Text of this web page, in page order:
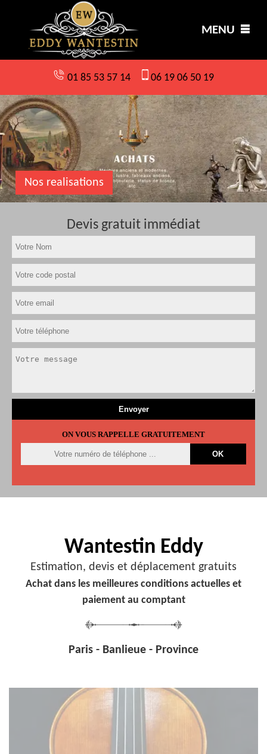
MENU
01 85 53 57 14 06 19 06 50 19
Nos realisations
Devis gratuit immédiat
ON VOUS RAPPELLE GRATUITEMENT
Wantestin Eddy
Estimation, devis et déplacement gratuits
Achat dans les meilleures conditions actuelles et
paiement au comptant
Paris - Banlieue - Province